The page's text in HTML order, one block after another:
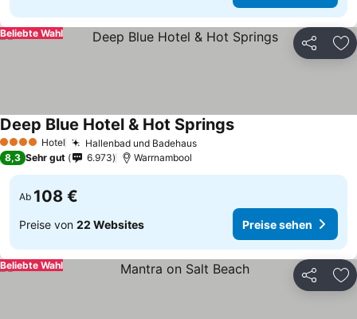
Teilen
Beliebte Wahl
4 Sterne Hotel Hallenbad und Badehaus
Deep Blue Hotel & Hot Springs
8,3 Sehr gut 6.973 Warrnambool
Ab 108 €
Preise von 22 Websites Preise sehen
Teilen
Beliebte Wahl